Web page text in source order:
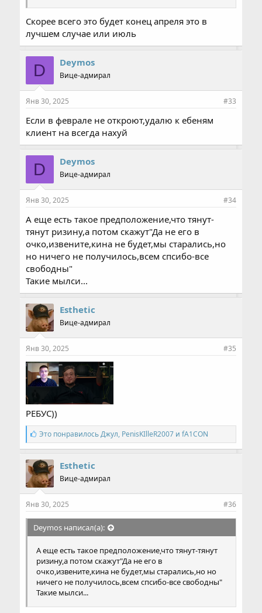
Скорее всего это будет конец апреля это в
лучшем случае или июль
D Deymos
Вице-адмирал
Янв 30, 2025 #33
Если в феврале не откроют,удалю к ебеням
клиент на всегда нахуй
D Deymos
Вице-адмирал
Янв 30, 2025 #34
А еще есть такое предположение,что тянут-
тянут ризину,а потом скажут"Да не его в
очко,извените,кина не будет,мы старались,но
но ничего не получилось,всем спсибо-все
свободны"
Такие мылси...
Esthetic
Вице-адмирал
Янв 30, 2025 #35
РЕБУС))
С
и
м
п
а
т
и
:
Это понравилосьДжул, PenisKIlleR2007 иfA1CON
Esthetic
Вице-адмирал
Янв 30, 2025 #36
Deymos написал(а):
А еще есть такое предположение,что тянут-тянут
ризину,а потом скажут"Да не его в
очко,извените,кина не будет,мы старались,но но
ничего не получилось,всем спсибо-все свободны"
Такие мылси...